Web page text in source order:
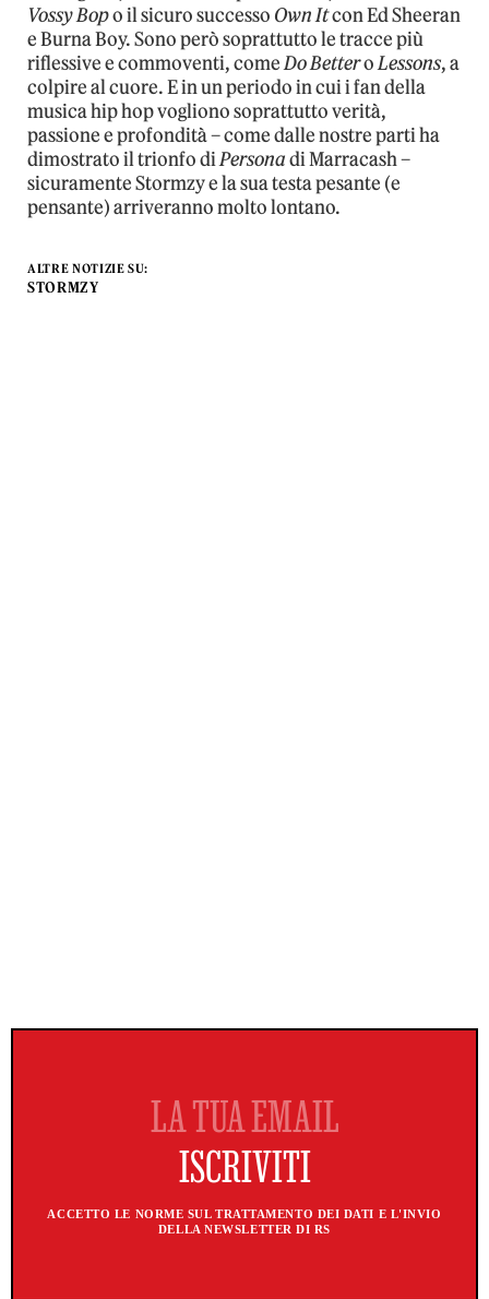
Vossy Bopo il sicuro successo Own Itcon Ed Sheeran
e Burna Boy. Sono però soprattutto le tracce più
riflessive e commoventi, comeDo BetteroLessons, a
colpire al cuore. E in un periodo in cui i fan della
musica hip hop vogliono soprattutto verità,
passione e profondità – come dalle nostre parti ha
dimostrato il trionfo diPersonadi Marracash –
sicuramente Stormzy e la sua testa pesante (e
pensante) arriveranno molto lontano.
ALTRE NOTIZIE SU:
STORMZY
ACCETTO LE NORME SUL TRATTAMENTO DEI DATI E L'INVIO
DELLA NEWSLETTER DI RS